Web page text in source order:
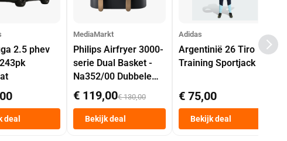
2.5 phev
deal
MediaMarkt
Philips Airfryer 3000-
serie Dual Basket -
Na352/00 Dubbele
Mand 9 L Tot 6
Personen
Heteluchtfriteuse
Zwart
€ 119,00€ 130,00
Bekijk deal
Adidas
Argentinië 26 Tiro
Training Sportjack
€ 75,00
Bekijk deal